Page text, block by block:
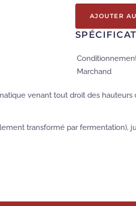
AJOUTER
Marchand
venant tout droit des hauteurs
transformé par fermentation),